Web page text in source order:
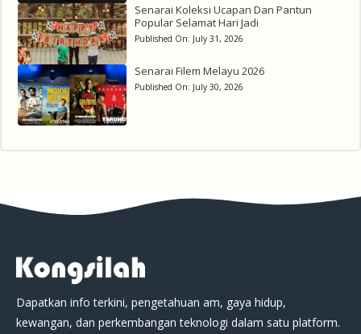
Senarai Koleksi Ucapan Dan Pantun
Popular Selamat Hari Jadi
Published On: July 31, 2026
Senarai Filem Melayu 2026
Published On: July 30, 2026
Dapatkan info terkini, pengetahuan am, gaya hidup,
kewangan, dan perkembangan teknologi dalam satu platform.